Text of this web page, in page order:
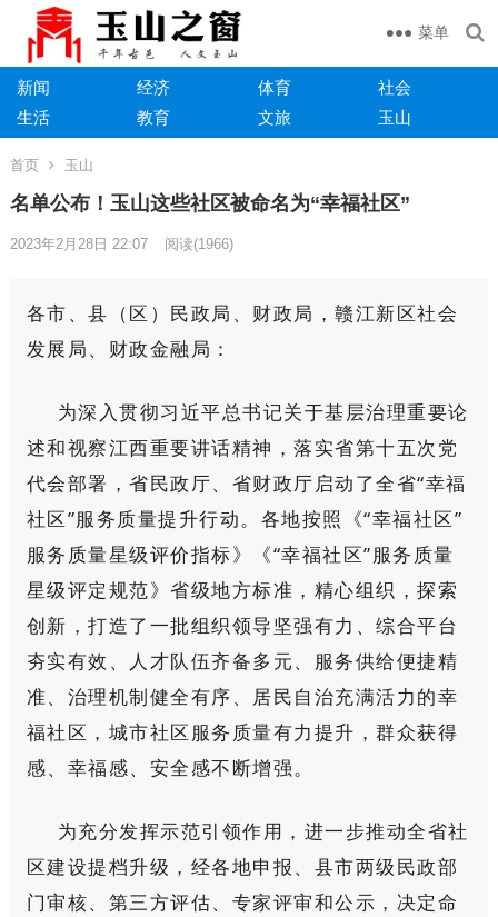
菜单
新闻 经济 体育
社会
生活
教育 文旅 玉山
首页 玉山
名单公布！玉山这些社区被命名为“幸福社区”
2023年2月28日 22:07 阅读(1966)
各市、县（区）民政局、财政局，赣江新区社会
发展局、财政金融局：
为深入贯彻习近平总书记关于基层治理重要论
述和视察江西重要讲话精神，落实省第十五次党
代会部署，省民政厅、省财政厅启动了全省“幸福
社区”服务质量提升行动。各地按照《“幸福社区”
服务质量星级评价指标》《“幸福社区”服务质量
星级评定规范》省级地方标准，精心组织，探索
创新，打造了一批组织领导坚强有力、综合平台
夯实有效、人才队伍齐备多元、服务供给便捷精
准、治理机制健全有序、居民自治充满活力的幸
福社区，城市社区服务质量有力提升，群众获得
感、幸福感、安全感不断增强。
为充分发挥示范引领作用，进一步推动全省社
区建设提档升级，经各地申报、县市两级民政部
门审核、第三方评估、专家评审和公示，决定命